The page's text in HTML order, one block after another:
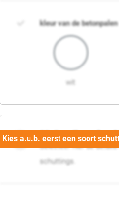
kleur van de betonpalen
wit
03. Detail en
Selecteer hier de
schuttings.